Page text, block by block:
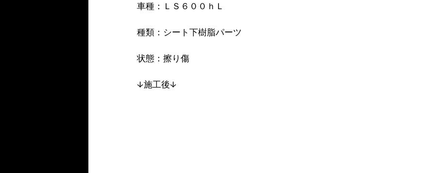
車種：ＬＳ６００ｈＬ
種類：シート下樹脂パーツ
状態：擦り傷
↓施工後↓